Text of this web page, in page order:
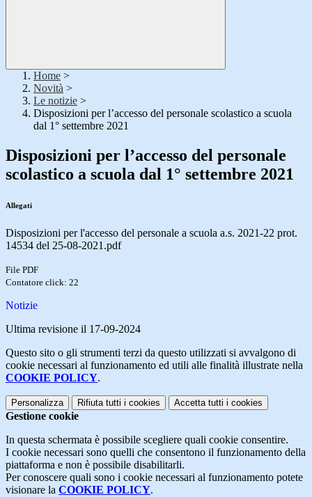
Home >
Novità >
Le notizie >
Disposizioni per l’accesso del personale scolastico a scuola
dal 1° settembre 2021
Disposizioni per l’accesso del personale
scolastico a scuola dal 1° settembre 2021
Allegati
Disposizioni per l'accesso del personale a scuola a.s. 2021-22 prot.
14534 del 25-08-2021.pdf
File PDF
Contatore click: 22
Notizie
Ultima revisione il 17-09-2024
Questo sito o gli strumenti terzi da questo utilizzati si avvalgono di
cookie necessari al funzionamento ed utili alle finalità illustrate nella
COOKIE POLICY.
Personalizza Rifiuta tutti i cookies Accetta tutti i cookies
Gestione cookie
In questa schermata è possibile scegliere quali cookie consentire.
I cookie necessari sono quelli che consentono il funzionamento della
piattaforma e non è possibile disabilitarli.
Per conoscere quali sono i cookie necessari al funzionamento potete
visionare la COOKIE POLICY.